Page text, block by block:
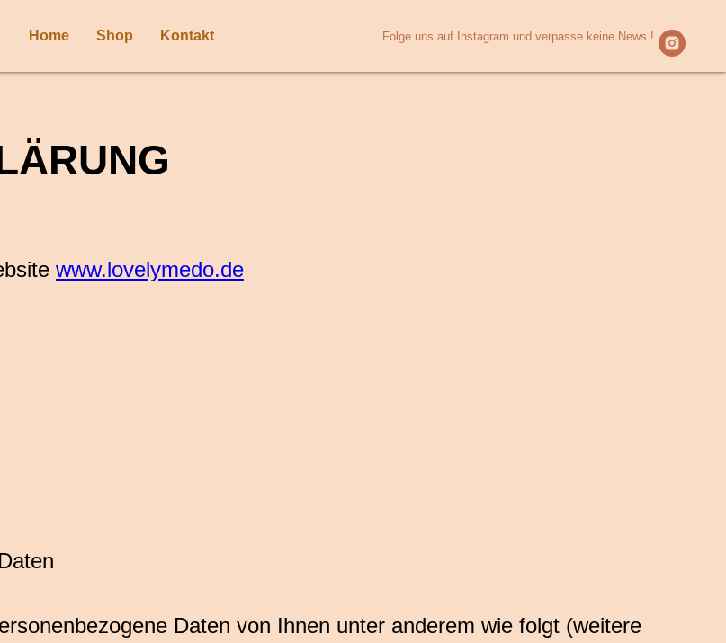
Home Shop Kontakt Folge uns auf Instagram und verpasse keine News !
www.lovelymedo.de
Daten von Ihnen unter anderem wie folgt (weitere